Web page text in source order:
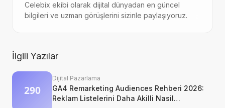
Celebix ekibi olarak dijital dünyadan en güncel
bilgileri ve uzman görüşlerini sizinle paylaşıyoruz.
İlgili Yazılar
Dijital Pazarlama
GA4 Remarketing Audiences Rehberi 2026:
Reklam Listelerini Daha Akilli Nasil